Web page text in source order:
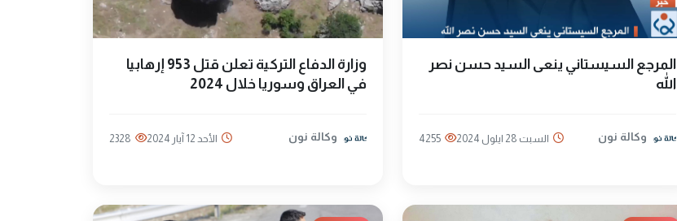
المرجع السيستاني ينعى السيد حسن نصر
الله
وكالة نون السبت 28 ايلول 2024 4255
وزارة الدفاع التركية تعلن قتل 953 إرهابيا
في العراق وسوريا خلال 2024
وكالة نون الأحد 12 آيار 2024 2328